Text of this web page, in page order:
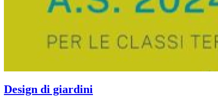
Design di giardini